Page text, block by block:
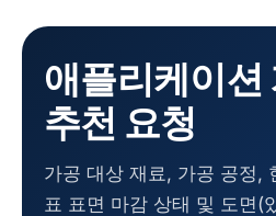
애플리케이션
추천 요청
가공 대상 재료, 가공 공정,
표 표면 마감 상태 및 도면(